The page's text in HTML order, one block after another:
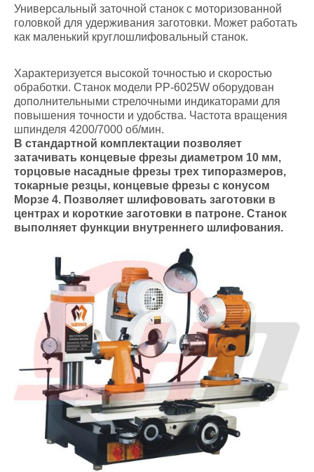
Универсальный заточной станок с моторизованной
головкой для удерживания заготовки. Может работать
как маленький круглошлифовальный станок.
Характеризуется высокой точностью и скоростью
обработки. Станок модели PP-6025W оборудован
дополнительными стрелочными индикаторами для
повышения точности и удобства. Частота вращения
шпинделя 4200/7000 об/мин.
В стандартной комплектации позволяет
затачивать концевые фрезы диаметром 10 мм,
торцовые насадные фрезы трех типоразмеров,
токарные резцы, концевые фрезы с конусом
Морзе 4. Позволяет шлифововать заготовки в
центрах и короткие заготовки в патроне. Станок
выполняет функции внутреннего шлифования.